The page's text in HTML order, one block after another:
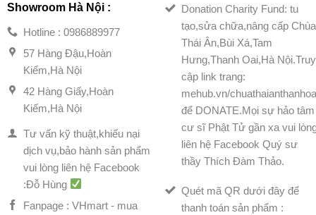
Showroom Hà Nội :
Hotline : 0986889977
57 Hàng Đậu,Hoàn
Kiếm,Hà Nội
42 Hàng Giấy,Hoàn
Kiếm,Hà Nội
Tư vấn kỹ thuật,khiếu nại
dịch vụ,bảo hành sản phẩm
vui lòng liên hệ Facebook
:Đỗ Hùng
Fanpage : VHmart - mua
Donation Charity Fund: tu
tạo,sửa chữa,nâng cấp Chùa
Thái Ân,Bùi Xá,Tam
Hưng,Thanh Oai,Hà Nội.Truy
cập link trang:
mehub.vn/
để DONATE.Mọi sự hảo tâm
cư sĩ Phật Tử gần xa vui
liên hệ Facebook Quý sư
thầy Thích Đàm Thảo.
Quét mã QR dưới đây để
thanh toán sản phẩm :